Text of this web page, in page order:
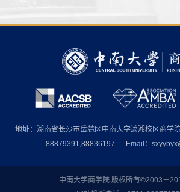
地址：湖南省长沙市岳麓区中南大学潇湘校区商学
88879391,88836197
Email：
中南大学商学院 版权所有©2003－